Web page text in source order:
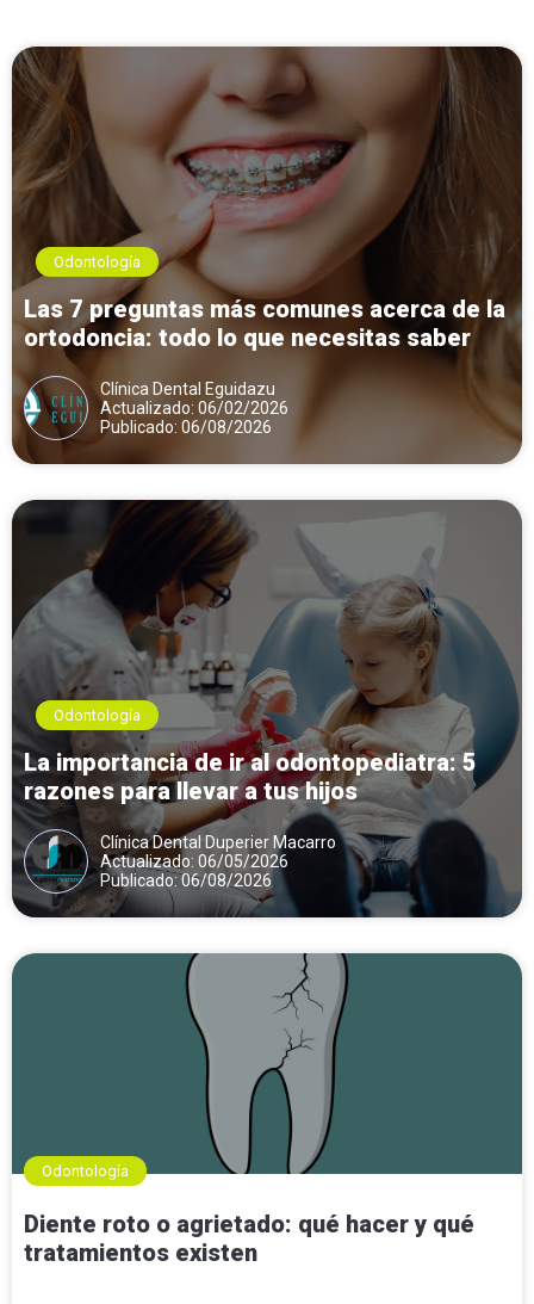
Odontología
Las 7 preguntas más comunes acerca de la
ortodoncia: todo lo que necesitas saber
Clínica Dental Eguidazu
Actualizado: 06/02/2026
Publicado: 06/08/2026
Odontología
La importancia de ir al odontopediatra: 5
razones para llevar a tus hijos
Clínica Dental Duperier Macarro
Actualizado: 06/05/2026
Publicado: 06/08/2026
Odontología
Diente roto o agrietado: qué hacer y qué
tratamientos existen